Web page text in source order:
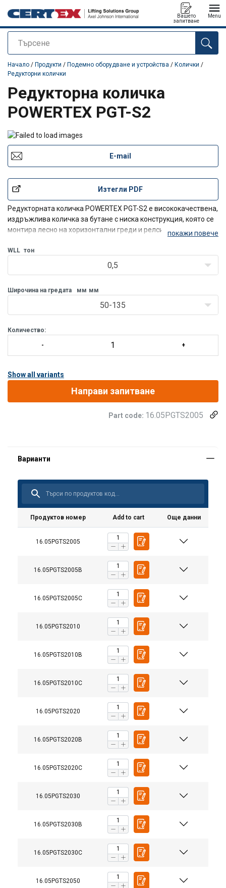
Търсене
Вашето
запитване
Menu
е добавен към вашето запитване
Начало / Продукти / Подемно оборудване и устройства / Колички /
Редукторни колички
Редукторна количка
POWERTEX PGT-S2
E-mail
Изтегли PDF
Редукторната количка POWERTEX PGT-S2 е висококачествена,
издръжлива количка за бутане с ниска конструкция, която се
монтира лесно на хоризонтални греди и релси.
Количките могат да се използват за I-образни греди с
покажи повече
WLL тон
0,5
Широчина на гредата мм мм
50-135
Количество:
Show all variants
Направи запитване
Part code: 16.05PGTS2005
Продуктов номер Add to cart Още данни
16.05PGTS2005
16.05PGTS2005B
16.05PGTS2005C
16.05PGTS2010
16.05PGTS2010B
16.05PGTS2010C
16.05PGTS2020
16.05PGTS2020B
16.05PGTS2020C
16.05PGTS2030
16.05PGTS2030B
16.05PGTS2030C
16.05PGTS2050